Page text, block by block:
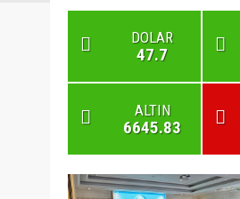
DOLAR
47.7
ALTIN
6645.83